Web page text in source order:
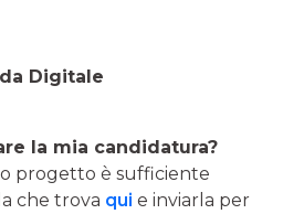
Digitale
la mia candidatura?
progetto è sufficiente
che trova qui e inviarla per